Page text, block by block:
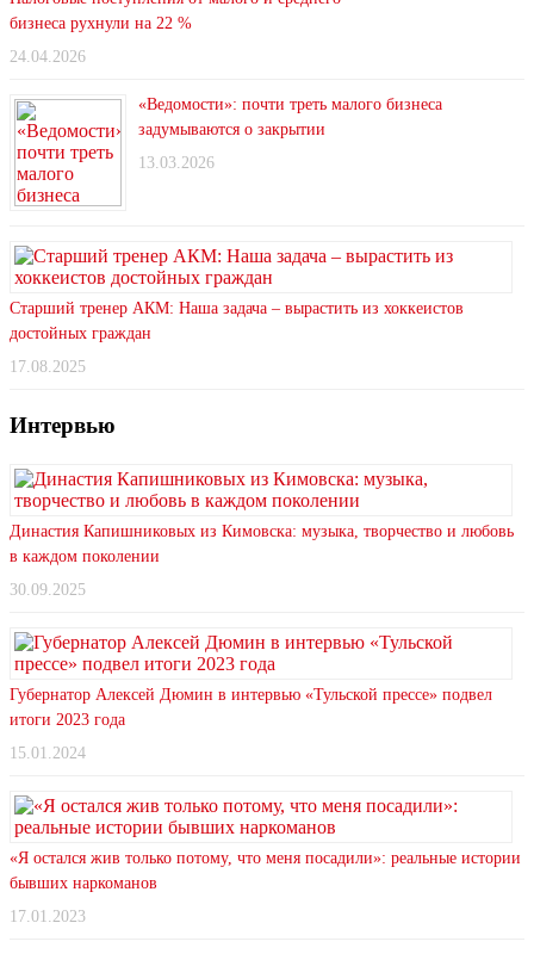
бизнеса рухнули на 22 %
24.04.2026
«Ведомости»: почти треть малого бизнеса
задумываются о закрытии
13.03.2026
Старший тренер АКМ: Наша задача – вырастить из хоккеистов
достойных граждан
17.08.2025
Интервью
Династия Капишниковых из Кимовска: музыка, творчество и любовь
в каждом поколении
30.09.2025
Губернатор Алексей Дюмин в интервью «Тульской прессе» подвел
итоги 2023 года
15.01.2024
«Я остался жив только потому, что меня посадили»: реальные истории
бывших наркоманов
17.01.2023